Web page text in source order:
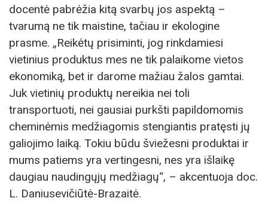
docentė pabrėžia kitą svarbų jos aspektą –
tvarumą ne tik maistine, tačiau ir ekologine
prasme. „Reikėtų prisiminti, jog rinkdamiesi
vietinius produktus mes ne tik palaikome vietos
ekonomiką, bet ir darome mažiau žalos gamtai.
Juk vietinių produktų nereikia nei toli
transportuoti, nei gausiai purkšti papildomomis
cheminėmis medžiagomis stengiantis pratęsti jų
galiojimo laiką. Tokiu būdu šviežesni produktai ir
mums patiems yra vertingesni, nes yra išlaikę
daugiau naudingųjų medžiagų“, – akcentuoja doc.
L. Daniusevičiūtė-Brazaitė.